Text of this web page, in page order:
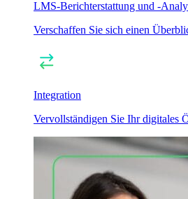
LMS-Berichterstattung und -
Verschaffen Sie sich einen
Integration
Vervollständigen Sie Ihr digitales